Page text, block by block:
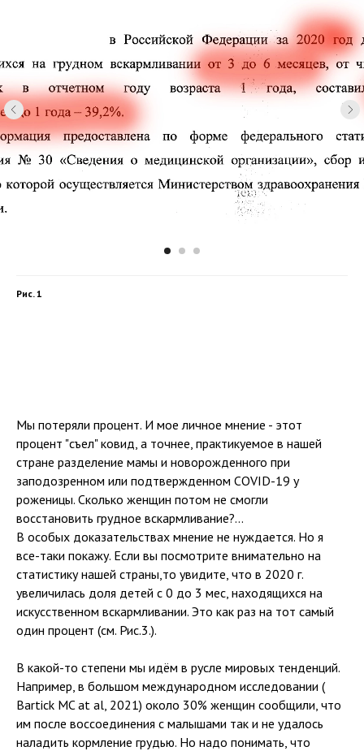
Рис. 1
Мы потеряли процент. И мое личное мнение - этот
процент "съел" ковид, а точнее, практикуемое в нашей
стране разделение мамы и новорожденного при
заподозренном или подтвержденном COVID-19 у
роженицы. Сколько женщин потом не смогли
восстановить грудное вскармливание?...
В особых доказательствах мнение не нуждается. Но я
все-таки покажу. Если вы посмотрите внимательно на
статистику нашей страны,то увидите, что в 2020 г.
увеличилась доля детей с 0 до 3 мес, находящихся на
искусственном вскармливании. Это как раз на тот самый
один процент (см. Рис.3.).
В какой-то степени мы идём в русле мировых тенденций.
Например, в большом международном исследовании (
Bartick MC at al, 2021) около 30% женщин сообщили, что
им после воссоединения с малышами так и не удалось
наладить кормление грудью. Но надо понимать, что